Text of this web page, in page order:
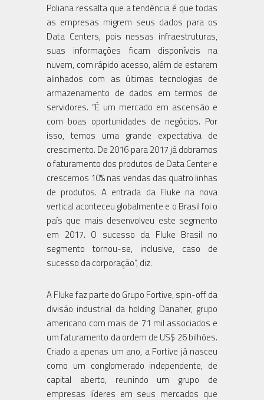
Poliana ressalta que a tendência é que todas
as empresas migrem seus dados para os
Data Centers, pois nessas infraestruturas,
suas informações ficam disponíveis na
nuvem, com rápido acesso, além de estarem
alinhados com as últimas tecnologias de
armazenamento de dados em termos de
servidores. “É um mercado em ascensão e
com boas oportunidades de negócios. Por
isso, temos uma grande expectativa de
crescimento. De 2016 para 2017 já dobramos
o faturamento dos produtos de Data Center e
crescemos 10% nas vendas das quatro linhas
de produtos. A entrada da Fluke na nova
vertical aconteceu globalmente e o Brasil foi o
país que mais desenvolveu este segmento
em 2017. O sucesso da Fluke Brasil no
segmento tornou-se, inclusive, caso de
sucesso da corporação”, diz.
A Fluke faz parte do Grupo Fortive, spin-off da
divisão industrial da holding Danaher, grupo
americano com mais de 71 mil associados e
um faturamento da ordem de US$ 26 bilhões.
Criado a apenas um ano, a Fortive já nasceu
como um conglomerado independente, de
capital aberto, reunindo um grupo de
empresas líderes em seus mercados que